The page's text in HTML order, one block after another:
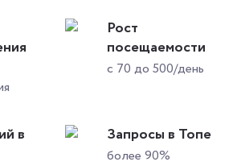
Рост
посещаемости
с 70 до 500/день
в
Запросы в Топе
более 90%